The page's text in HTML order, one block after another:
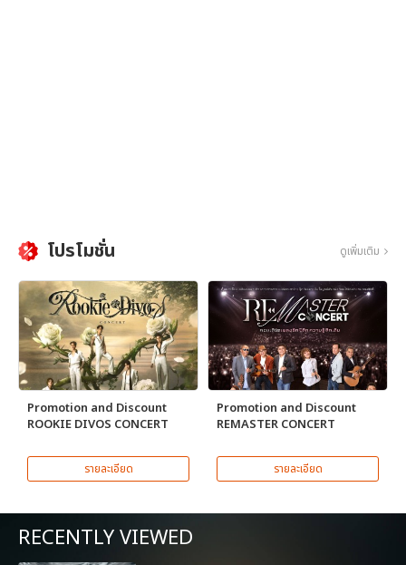
โปรโมชั่น ดูเพิ่มเติม
Promotion and Discount
ROOKIE DIVOS CONCERT
รายละเอียด
Promotion and Discount
REMASTER CONCERT
รายละเอียด
RECENTLY VIEWED